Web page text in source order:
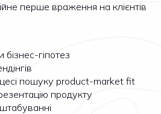
перше враження на клієнтів
гіпотез
пошуку product-market fit
продукту